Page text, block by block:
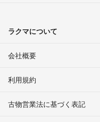
ラクマについて
会社概要
利用規約
古物営業法に基づく表記